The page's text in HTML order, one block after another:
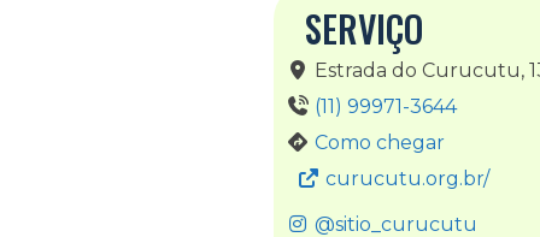
SERVIÇO
Estrada do Curucutu,
(11) 99971-3644
Como chegar
curucutu.org.br/
@sitio_curucutu